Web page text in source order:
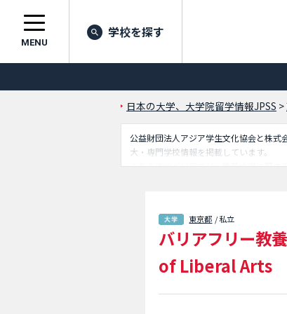
MENU
学校を探す
日本の大学、大学院留学情報JPSS >
公益財団法人アジア学生文化協会と株式
大・専門学校情報を掲載しています。
こちらではバリアフリー教養大学に関す
東京都 / 私立
バリアフリー教
of Liberal Arts